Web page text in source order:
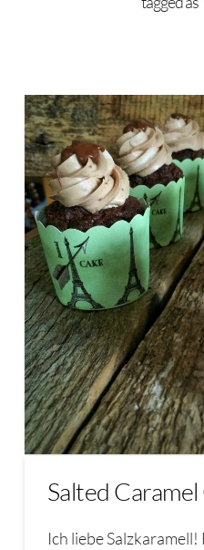
Salted
Ich liebe